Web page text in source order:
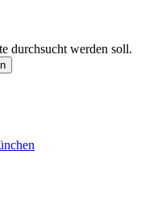
durchsucht werden soll.